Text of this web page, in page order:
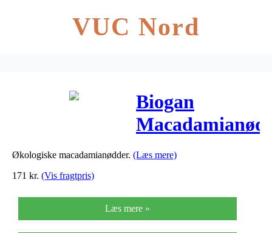
VUC Nord
Biogan
rå Ø – 400 G
Økologiske macadamianødder. (Læs mere)
171 kr. (Vis fragtpris)
Læs mere »